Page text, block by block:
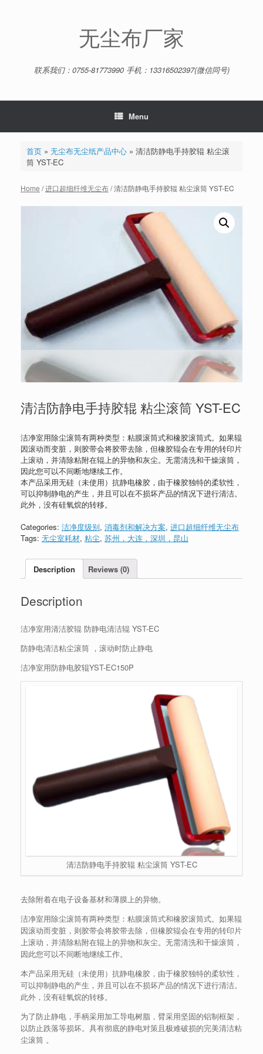
无尘布厂家
联系我们：0755-81773990 手机：13316502397(微信同号)
Menu
首页» 无尘布无尘纸产品中心» 清洁防静电手持胶辊 粘尘滚
筒 YST-EC
Home /进口超细纤维无尘布/ 清洁防静电手持胶辊 粘尘滚筒 YST-EC
清洁防静电手持胶辊 粘尘滚筒 YST-EC
洁净室用除尘滚筒有两种类型：粘膜滚筒式和橡胶滚筒式。如果辊
因滚动而变脏，则胶带会将胶带去除，但橡胶辊会在专用的转印片
上滚动，并清除粘附在辊上的异物和灰尘。无需清洗和干燥滚筒，
因此您可以不间断地继续工作。
本产品采用无硅（未使用）抗静电橡胶，由于橡胶独特的柔软性，
可以抑制静电的产生，并且可以在不损坏产品的情况下进行清洁。
此外，没有硅氧烷的转移。
Categories: 洁净度级别, 消毒剂和解决方案, 进口超细纤维无尘布
Tags: 无尘室耗材, 粘尘, 苏州，大连，深圳，昆山
Description Reviews (0)
Description
洁净室用清洁胶辊 防静电清洁辊 YST-EC
防静电清洁粘尘滚筒 ，滚动时防止静电
洁净室用防静电胶辊YST-EC150P
清洁防静电手持胶辊 粘尘滚筒 YST-EC
去除附着在电子设备基材和薄膜上的异物。
洁净室用除尘滚筒有两种类型：粘膜滚筒式和橡胶滚筒式。 如果辊
因滚动而变脏，则胶带会将胶带去除，但橡胶辊会在专用的转印片
上滚动，并清除粘附在辊上的异物和灰尘。 无需清洗和干燥滚筒，
因此您可以不间断地继续工作。
本产品采用无硅（未使用）抗静电橡胶，由于橡胶独特的柔软性，
可以抑制静电的产生，并且可以在不损坏产品的情况下进行清洁。
此外，没有硅氧烷的转移。
为了防止静电，手柄采用加工导电树脂，臂采用坚固的铝制框架，
以防止跌落等损坏。 具有彻底的静电对策且极难破损的完美清洁粘
尘滚筒 。